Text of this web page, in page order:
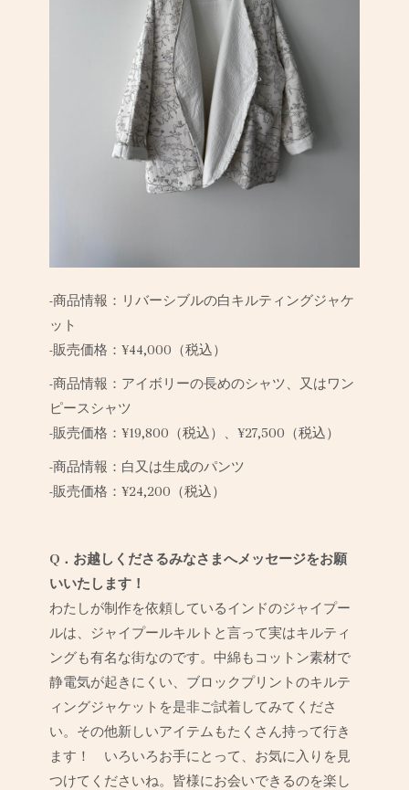
-商品情報：リバーシブルの白キルティングジャケ
ット
-販売価格：¥44,000（税込）
-商品情報：アイボリーの長めのシャツ、又はワン
ピースシャツ
-販売価格：¥19,800（税込）、¥27,500（税込）
-商品情報：白又は生成のパンツ
-販売価格：¥24,200（税込）
Q．お越しくださるみなさまへメッセージをお願
いいたします！
わたしが制作を依頼しているインドのジャイプー
ルは、ジャイプールキルトと言って実はキルティ
ングも有名な街なのです。中綿もコットン素材で
静電気が起きにくい、ブロックプリントのキルテ
ィングジャケットを是非ご試着してみてくださ
い。その他新しいアイテムもたくさん持って行き
ます！ いろいろお手にとって、お気に入りを見
つけてくださいね。皆様にお会いできるのを楽し